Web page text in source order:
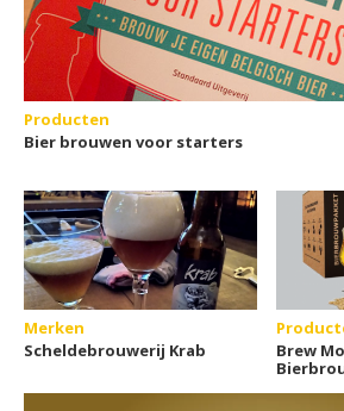
Producten
Bier brouwen voor starters
Merken
Scheldebrouwerij Krab
Brew